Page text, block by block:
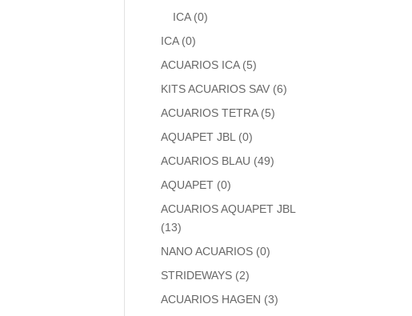
ICA (0)
ICA (0)
ACUARIOS ICA (5)
KITS ACUARIOS SAV (6)
ACUARIOS TETRA (5)
AQUAPET JBL (0)
ACUARIOS BLAU (49)
AQUAPET (0)
ACUARIOS AQUAPET JBL
(13)
NANO ACUARIOS (0)
STRIDEWAYS (2)
ACUARIOS HAGEN (3)